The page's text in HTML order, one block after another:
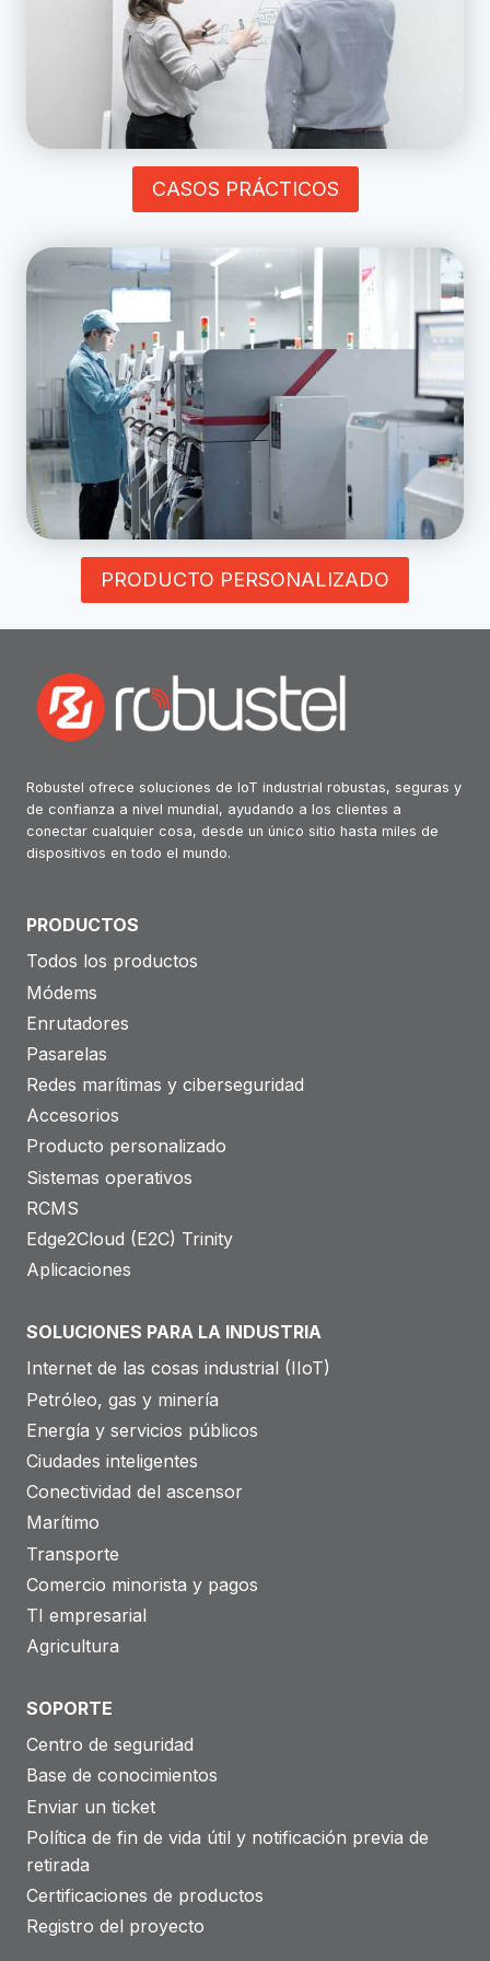
CASOS PRÁCTICOS
PRODUCTO PERSONALIZADO
Robustel ofrece soluciones de IoT industrial robustas, seguras y
de confianza a nivel mundial, ayudando a los clientes a
conectar cualquier cosa, desde un único sitio hasta miles de
dispositivos en todo el mundo.
PRODUCTOS
Todos los productos
Módems
Enrutadores
Pasarelas
Redes marítimas y ciberseguridad
Accesorios
Producto personalizado
Sistemas operativos
RCMS
Edge2Cloud (E2C) Trinity
Aplicaciones
SOLUCIONES PARA LA INDUSTRIA
Internet de las cosas industrial (IIoT)
Petróleo, gas y minería
Energía y servicios públicos
Ciudades inteligentes
Conectividad del ascensor
Marítimo
Transporte
Comercio minorista y pagos
TI empresarial
Agricultura
SOPORTE
Centro de seguridad
Base de conocimientos
Enviar un ticket
Política de fin de vida útil y notificación previa de
retirada
Certificaciones de productos
Registro del proyecto